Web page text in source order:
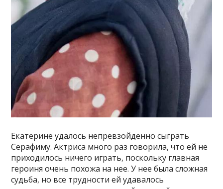
Екатерине удалось непревзойденно сыграть
Серафиму. Актриса много раз говорила, что ей не
приходилось ничего играть, поскольку главная
героиня очень похожа на нее. У нее была сложная
судьба, но все трудности ей удавалось